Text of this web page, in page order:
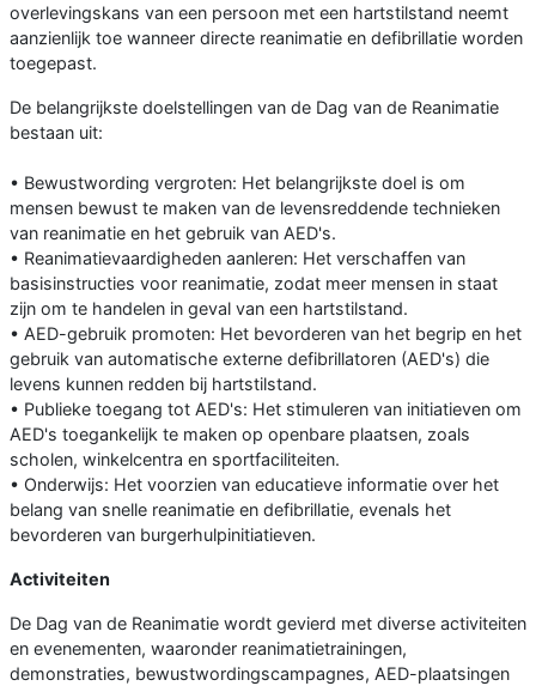
overlevingskans van een persoon met een hartstilstand neemt
aanzienlijk toe wanneer directe reanimatie en defibrillatie worden
toegepast.
De belangrijkste doelstellingen van de Dag van de Reanimatie
bestaan uit:
• Bewustwording vergroten: Het belangrijkste doel is om
mensen bewust te maken van de levensreddende technieken
van reanimatie en het gebruik van AED's.
• Reanimatievaardigheden aanleren: Het verschaffen van
basisinstructies voor reanimatie, zodat meer mensen in staat
zijn om te handelen in geval van een hartstilstand.
• AED-gebruik promoten: Het bevorderen van het begrip en het
gebruik van automatische externe defibrillatoren (AED's) die
levens kunnen redden bij hartstilstand.
• Publieke toegang tot AED's: Het stimuleren van initiatieven om
AED's toegankelijk te maken op openbare plaatsen, zoals
scholen, winkelcentra en sportfaciliteiten.
• Onderwijs: Het voorzien van educatieve informatie over het
belang van snelle reanimatie en defibrillatie, evenals het
bevorderen van burgerhulpinitiatieven.
Activiteiten
De Dag van de Reanimatie wordt gevierd met diverse activiteiten
en evenementen, waaronder reanimatietrainingen,
demonstraties, bewustwordingscampagnes, AED-plaatsingen